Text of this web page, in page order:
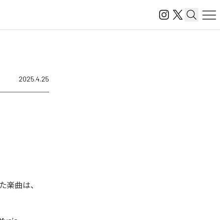
2025.4.25
楽曲は、